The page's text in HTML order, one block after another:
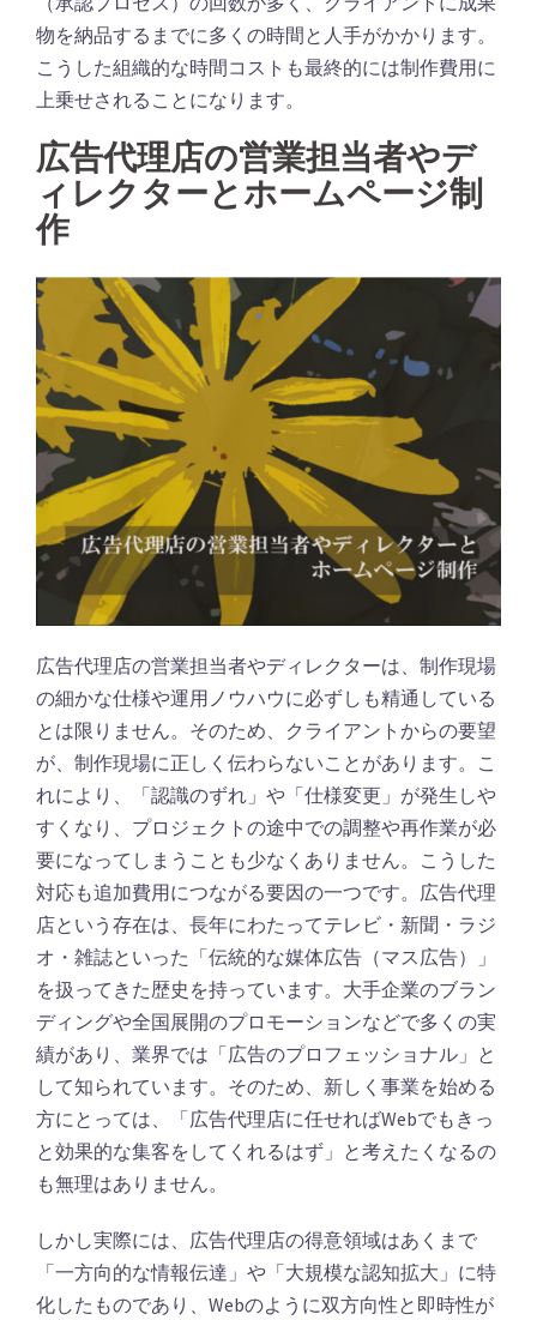
物を納品するまでに多くの時間と人手がかかります。
こうした組織的な時間コストも最終的には制作費用に
上乗せされることになります。
広告代理店の営業担当者やデ
ィレクターとホームページ制
作
広告代理店の営業担当者やディレクターは、制作現場
の細かな仕様や運用ノウハウに必ずしも精通している
とは限りません。そのため、クライアントからの要望
が、制作現場に正しく伝わらないことがあります。こ
れにより、「認識のずれ」や「仕様変更」が発生しや
すくなり、プロジェクトの途中での調整や再作業が必
要になってしまうことも少なくありません。こうした
対応も追加費用につながる要因の一つです。広告代理
店という存在は、長年にわたってテレビ・新聞・ラジ
オ・雑誌といった「伝統的な媒体広告（マス広告）」
を扱ってきた歴史を持っています。大手企業のブラン
ディングや全国展開のプロモーションなどで多くの実
績があり、業界では「広告のプロフェッショナル」と
して知られています。そのため、新しく事業を始める
方にとっては、「広告代理店に任せればWebでもきっ
と効果的な集客をしてくれるはず」と考えたくなるの
も無理はありません。
しかし実際には、広告代理店の得意領域はあくまで
「一方向的な情報伝達」や「大規模な認知拡大」に特
化したものであり、Webのように双方向性と即時性が